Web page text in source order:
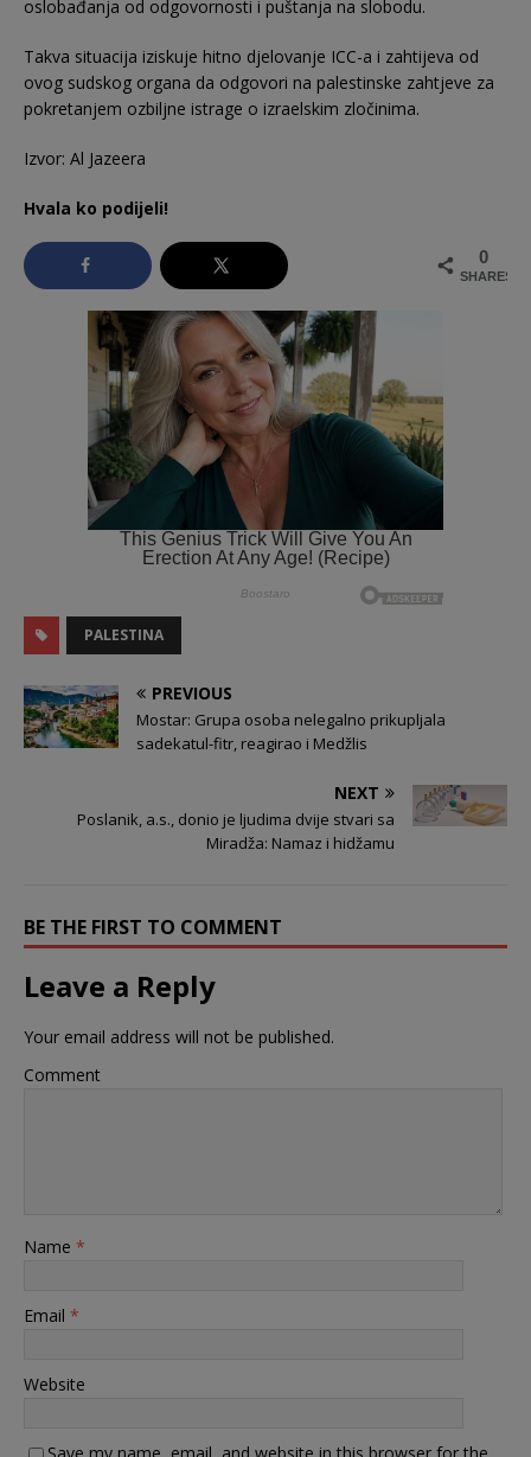
oslobađanja od odgovornosti i puštanja na slobodu.
Takva situacija iziskuje hitno djelovanje ICC-a i zahtijeva od
ovog sudskog organa da odgovori na palestinske zahtjeve za
pokretanjem ozbiljne istrage o izraelskim zločinima.
Izvor: Al Jazeera
Hvala ko podijeli!
0
SHARES
PALESTINA
PREVIOUS
Mostar: Grupa osoba nelegalno prikupljala
sadekatul-fitr, reagirao i Medžlis
NEXT
Poslanik, a.s., donio je ljudima dvije stvari sa
Miradža: Namaz i hidžamu
BE THE FIRST TO COMMENT
Leave a Reply
Your email address will not be published.
Comment
Name *
Email *
Website